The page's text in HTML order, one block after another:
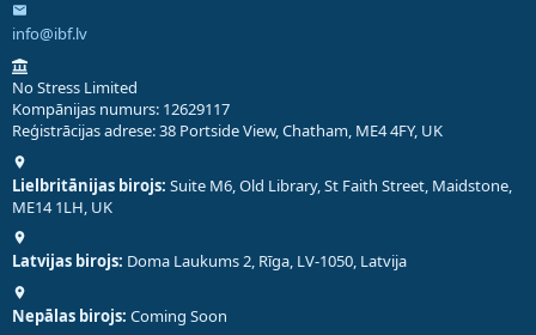
info@ibf.lv
No Stress Limited
Kompānijas numurs: 12629117
Reģistrācijas adrese: 38 Portside View, Chatham, ME4 4FY, UK
Lielbritānijas birojs: Suite M6, Old Library, St Faith Street, Maidstone,
ME14 1LH, UK
Latvijas birojs: Doma Laukums 2, Rīga, LV-1050, Latvija
Nepālas birojs: Coming Soon